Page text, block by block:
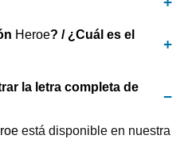
Heroe? / ¿Cuál es el
la letra completa de
está disponible en nuestra